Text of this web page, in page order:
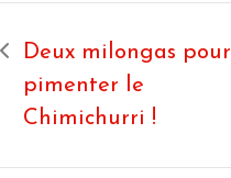
Deux milongas pour
pimenter le
Chimichurri !